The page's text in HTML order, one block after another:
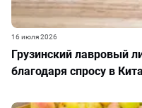
Грузинский лавровый
благодаря спросу в
16 июля 2026